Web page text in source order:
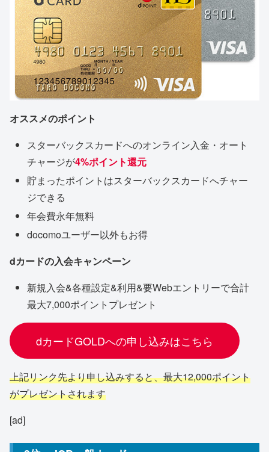
オススメのポイント
スターバックスカードへのオンライン入金・オート
チャージが4%ポイント還元
貯まったポイントはスターバックスカードへチャー
ジできる
年会費永年無料
docomoユーザー以外もお得
dカードの入会キャンペーン
新規入会&各種設定&利用&要Webエントリーで合計
最大7,000ポイントプレゼント
dカードGOLDへの申し込みはこちら
上記リンク先より申し込みすると、最大12,000ポイント
がプレゼントされます
[ad]